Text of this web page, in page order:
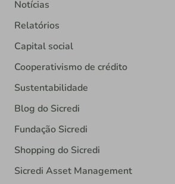
Notícias
Relatórios
Capital social
Cooperativismo de crédito
Sustentabilidade
Blog do Sicredi
Fundação Sicredi
Shopping do Sicredi
Sicredi Asset Management